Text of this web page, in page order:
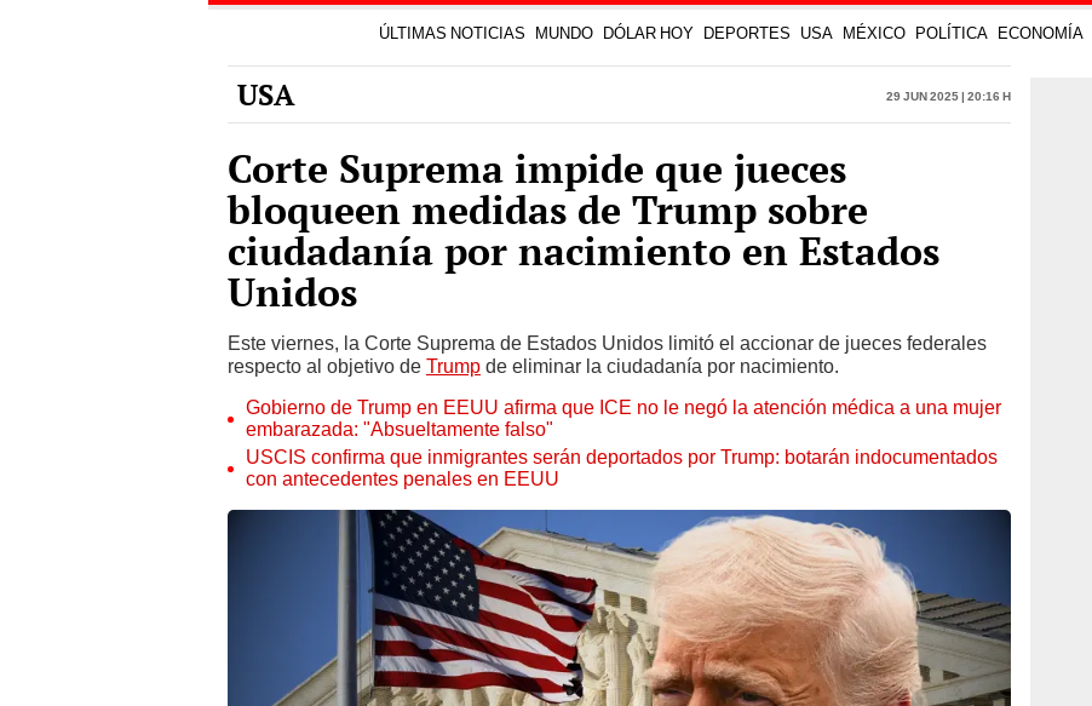
ÚLTIMAS NOTICIAS MUNDO DÓLAR HOY DEPORTES USA MÉXICO POLÍTICA ECONOMÍA
USA 29 Jun 2025 | 20:16 h
Corte Suprema impide que jueces
bloqueen medidas de Trump sobre
ciudadanía por nacimiento en Estados
Unidos
Este viernes, la Corte Suprema de Estados Unidos limitó el accionar de jueces federales
respecto al objetivo de Trump de eliminar la ciudadanía por nacimiento.
Gobierno de Trump en EEUU afirma que ICE no le negó la atención médica a una mujer
embarazada: "Absueltamente falso"
USCIS confirma que inmigrantes serán deportados por Trump: botarán indocumentados
con antecedentes penales en EEUU